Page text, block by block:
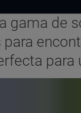
gama de
para